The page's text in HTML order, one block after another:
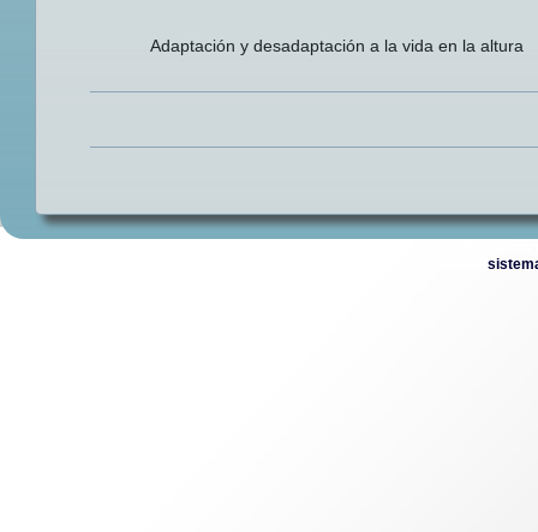
Adaptación y desadaptación a la vida en la altura